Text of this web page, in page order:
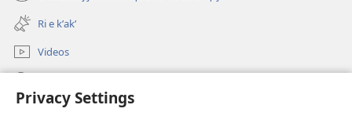
Privacy Settings
window)
new
window)
Ri e kʼakʼ
Videos